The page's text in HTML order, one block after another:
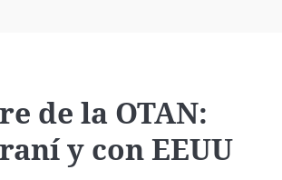
de la OTAN:
y con EEUU